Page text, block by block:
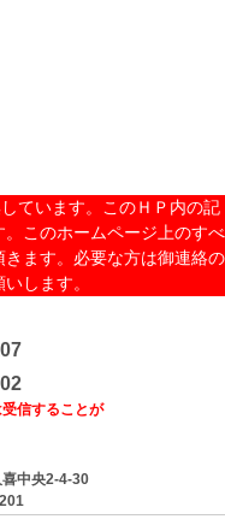
ています。このＨＰ内の記
このホームページ上のすべ
ます。必要な方は御連絡の
します。
信することが
中央2-4-30